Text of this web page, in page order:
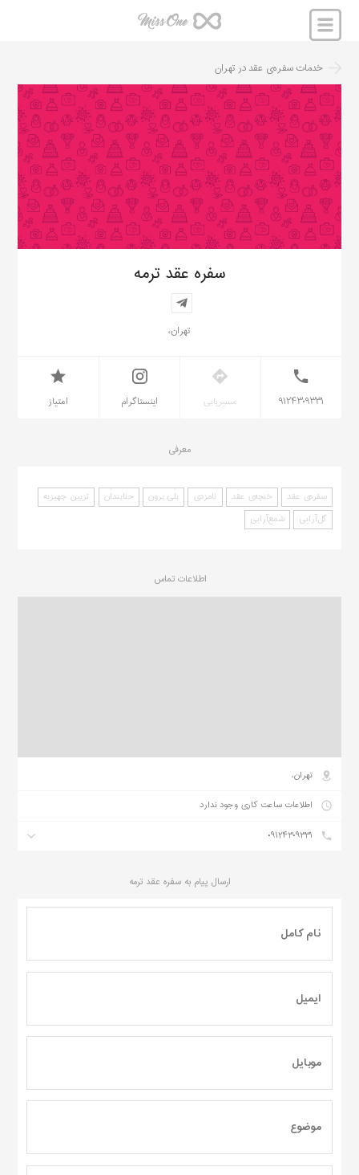
خدمات سفره‌ی عقددرتهران
سفره عقد ترمه
تهران،
۹۱۲۴۳۰۹۳۳۱ مسیریابی اینستاگرام امتیاز
معرفی
سفره‌ی عقد خنچه‌ی عقد نامزدی بلی برون حنابندان
تزیین جهیزیه
گل‌آرایی
شمع‌آرایی
اطلاعات تماس
تهران،
اطلاعات ساعت کاری وجود ندارد
۰۹۱۲۴۳۰۹۳۳۱
ارسال پیام به سفره عقد ترمه